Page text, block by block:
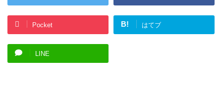
Pocket B! はてブ
LINE